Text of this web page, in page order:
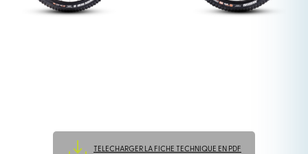
TELECHARGER LA FICHE TECHNIQUE EN PDF